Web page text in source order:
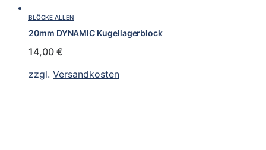
BLÖCKE ALLEN
20mm DYNAMIC Kugellagerblock
14,00 €
zzgl. Versandkosten